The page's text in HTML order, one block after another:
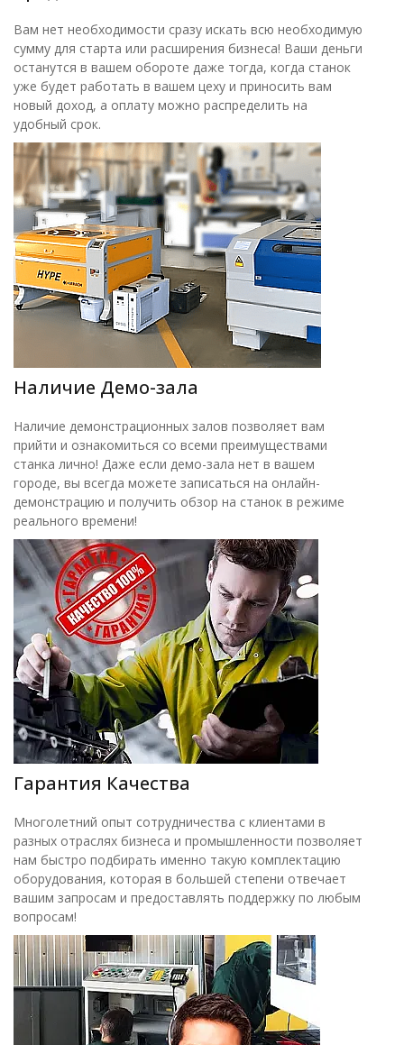
Вам нет необходимости сразу искать всю необходимую
сумму для старта или расширения бизнеса! Ваши деньги
останутся в вашем обороте даже тогда, когда станок
уже будет работать в вашем цеху и приносить вам
новый доход, а оплату можно распределить на
удобный срок.
Наличие Демо-зала
Наличие демонстрационных залов позволяет вам
прийти и ознакомиться со всеми преимуществами
станка лично! Даже если демо-зала нет в вашем
городе, вы всегда можете записаться на онлайн-
демонстрацию и получить обзор на станок в режиме
реального времени!
Гарантия Качества
Многолетний опыт сотрудничества с клиентами в
разных отраслях бизнеса и промышленности позволяет
нам быстро подбирать именно такую комплектацию
оборудования, которая в большей степени отвечает
вашим запросам и предоставлять поддержку по любым
вопросам!